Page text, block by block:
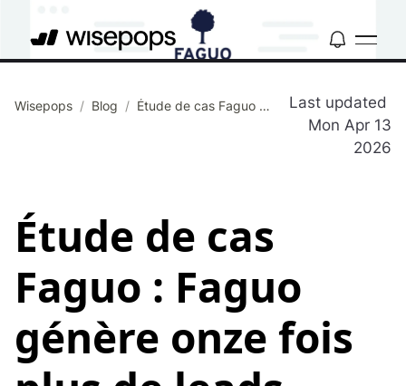
Wisepops / Blog / Étude de cas Faguo : Faguo génère onze fois plus de leads, pour quatre fois moins cher.
Last updated
Mon Apr 13
2026
Étude de cas
Faguo : Faguo
génère onze fois